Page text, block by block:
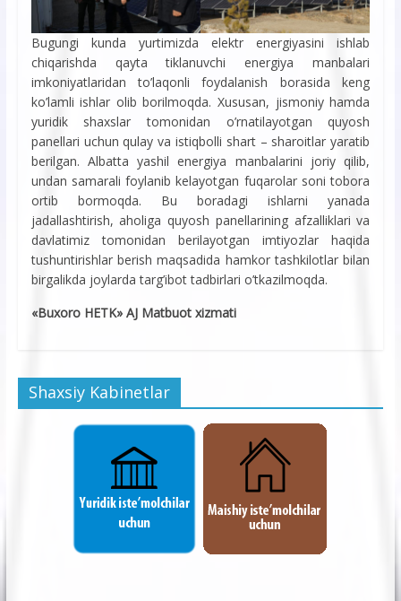
Bugungi kunda yurtimizda elektr energiyasini ishlab
chiqarishda qayta tiklanuvchi energiya manbalari
imkoniyatlaridan to’laqonli foydalanish borasida keng
ko’lamli ishlar olib borilmoqda. Xususan, jismoniy hamda
yuridik shaxslar tomonidan o’rnatilayotgan quyosh
panellari uchun qulay va istiqbolli shart – sharoitlar yaratib
berilgan. Albatta yashil energiya manbalarini joriy qilib,
undan samarali foylanib kelayotgan fuqarolar soni tobora
ortib bormoqda. Bu boradagi ishlarni yanada
jadallashtirish, aholiga quyosh panellarining afzalliklari va
davlatimiz tomonidan berilayotgan imtiyozlar haqida
tushuntirishlar berish maqsadida hamkor tashkilotlar bilan
birgalikda joylarda targ’ibot tadbirlari o’tkazilmoqda.
«Buxoro HETK» AJ Matbuot xizmati
Shaxsiy Kabinetlar